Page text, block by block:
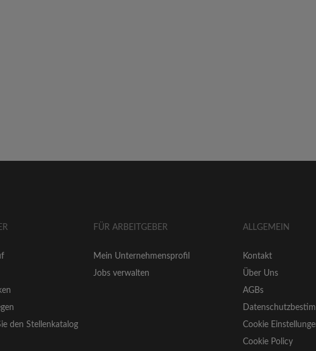
den Stellenkatalog
FÜR ARBEITGEBER
Mein Unternehmensprofil
Jobs verwalten
ALLGEMEIN
Kontakt
Über Uns
AGBs
Cookie
Cookie Policy